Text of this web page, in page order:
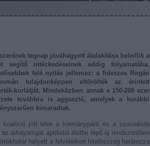
tegnap jóváhagyott átalakítása beleillik a
segítő intézkedéseinek eddig folyamatába,
felé nyitás jellemez: a fideszes Rogán
tulajdonképpen eltöröltékaz érintett
korlátját. Mindeközben annak a 150-200 ezer
továbbra is aggasztó, amelyek a korábbi
kimaradtak.
koalíció jött létre a kormánypárti és a szocialista
árfolyamgát áprilistól életbe lépő új rendszerében
helyett a felvételkori hitelösszeg határozza